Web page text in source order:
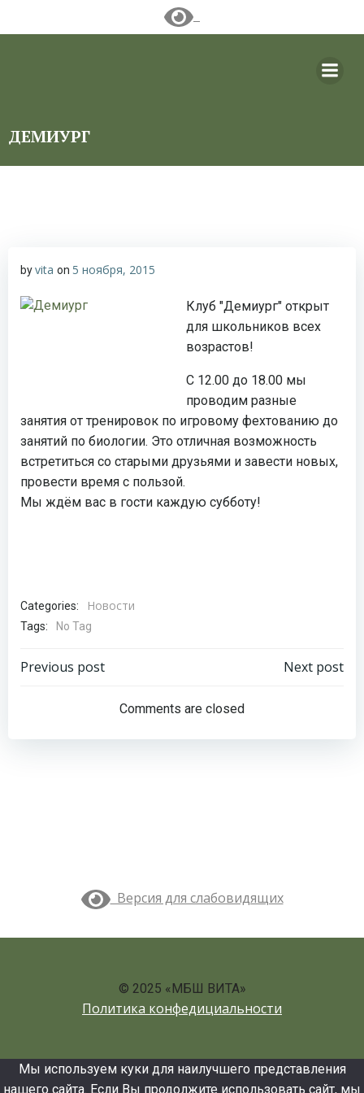
ДЕМИУРГ
byvita on 5 ноября, 2015
Клуб "Демиург" открыт
для школьников всех
возрастов!
С 12.00 до 18.00 мы
проводим разные
занятия от тренировок по игровому фехтованию до
занятий по биологии. Это отличная возможность
встретиться со старыми друзьями и завести новых,
провести время с пользой.
Мы ждём вас в гости каждую субботу!
Categories: Новости
Tags: No Tag
Навигация
записям
Previous post
Навигация
по
записям
Next post
Comments are closed
Версия для слабовидящих
© 2025 «МБШ ВИТА»
Политика конфедициальности
Мы используем куки для наилучшего представления
нашего сайта. Если Вы продолжите использовать сайт, мы